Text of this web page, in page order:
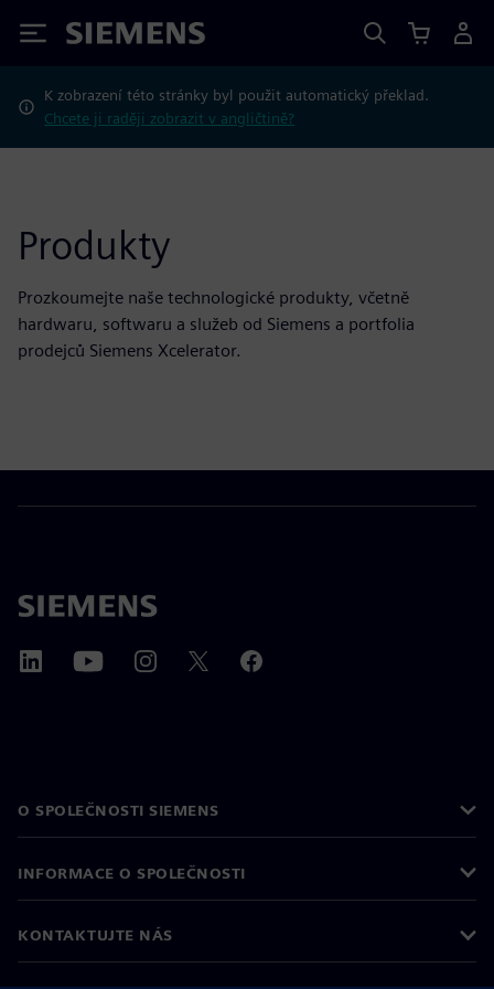
Siemens
K zobrazení této stránky byl použit automatický překlad.
Chcete ji raději zobrazit v angličtině?
Produkty
Prozkoumejte naše technologické produkty, včetně
hardwaru, softwaru a služeb od Siemens a portfolia
prodejců Siemens Xcelerator.
O SPOLEČNOSTI SIEMENS
INFORMACE O SPOLEČNOSTI
KONTAKTUJTE NÁS